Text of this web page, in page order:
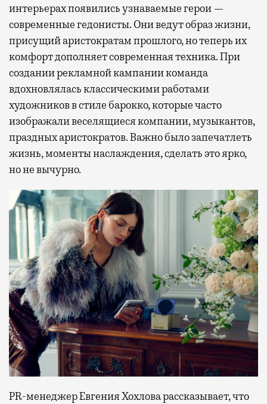
интерьерах появились узнаваемые герои —
современные гедонисты. Они ведут образ жизни,
присущий аристократам прошлого, но теперь их
комфорт дополняет современная техника. При
создании рекламной кампании команда
вдохновлялась классическими работами
художников в стиле барокко, которые часто
изображали веселящиеся компании, музыкантов,
праздных аристократов. Важно было запечатлеть
жизнь, моменты наслаждения, сделать это ярко,
но не вычурно.
PR-менеджер Евгения Хохлова рассказывает, что